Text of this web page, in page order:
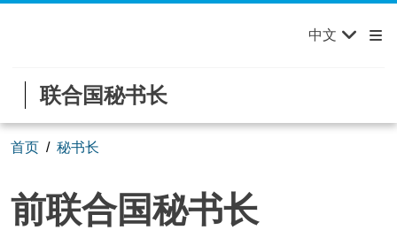
欢迎来到联合国，您的世界！ Français Русский
中文
联合国秘书长
首页 秘书长
前联合国秘书长
前联合国秘书长